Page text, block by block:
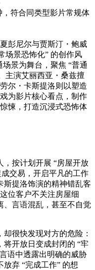
，符合同类型影片常规体
彭尼尔与贾斯汀・鲍威
场景恐怖化” 的创作风
景为舞台，聚焦 “普通
主演艾丽西亚・桑兹擅
尔・卡斯提洛则以塑造
为影片核心看点，制作
悚，打造沉浸式恐怖体
按计划开展 “房屋开放
交易，开启平凡的工作
斯提洛饰演的精神错乱客
位客户不关注房屋细
、言语混乱，甚至不自觉
很快发现对方的危险：
开放日变成封闭的 “牢
语中透露出明确的威胁
弃 “完成工作” 的想